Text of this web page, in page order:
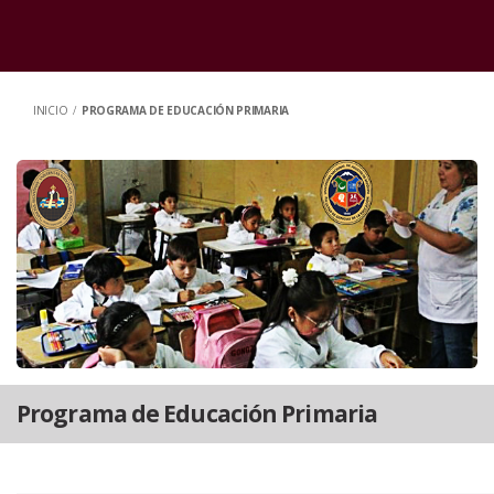
INICIO / PROGRAMA DE EDUCACIÓN PRIMARIA
Programa de Educación Primaria